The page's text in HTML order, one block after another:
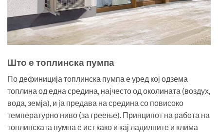
Што е топлинска пумпа
По дефиниција топлинска пумпа е уред кој одзема
топлина од една средина, најчесто од околината (воздух,
вода, земја), и ја предава на средина со повисоко
температурно ниво (за греење). Принципот на работа на
топлинската пумпа е ист како и кај ладилните и клима